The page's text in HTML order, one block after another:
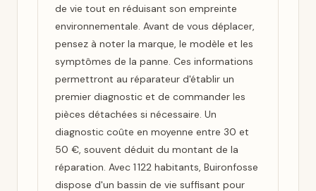
de vie tout en réduisant son empreinte
environnementale. Avant de vous déplacer,
pensez à noter la marque, le modèle et les
symptômes de la panne. Ces informations
permettront au réparateur d'établir un
premier diagnostic et de commander les
pièces détachées si nécessaire. Un
diagnostic coûte en moyenne entre 30 et
50 €, souvent déduit du montant de la
réparation. Avec 1 122 habitants, Buironfosse
dispose d'un bassin de vie suffisant pour